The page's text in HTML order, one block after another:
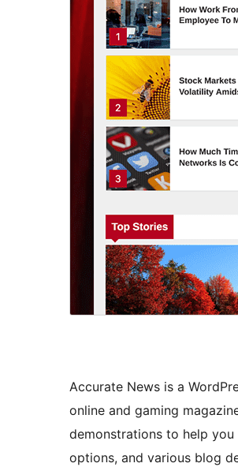
Accurate News is a
online and gaming
demonstrations to help
options, and various blog